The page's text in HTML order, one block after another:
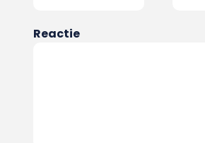
Reactie